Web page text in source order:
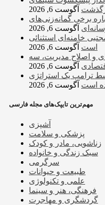
آگوست 6, 2026
برخی گمانه‌زنی‌های
آگوست 6, 2026
خامنه‌ای استثنائی
است آگوست 6, 2026
و اصلاح مدیریت، سه
آگوست 6, 2026
ترامپ یک استراتژی
است آگوست 6, 2026
مهم‌ترین تایپک‌های مجله فارسی
آشپزی
پزشکی و سلامت
زناشویی، مادر و کودک
سبک زندگی و خانواده
سرگرمی
طبیعت و حیوانات
علمی و تکنولوژی
فرهنگی، هنر و سینما
گردشگری و مهاجرت